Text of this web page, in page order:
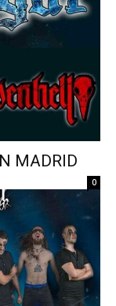
MADRID
0